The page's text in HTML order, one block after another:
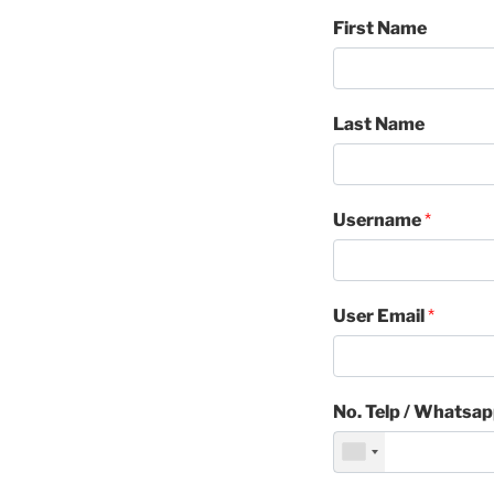
First Name
Last Name
Username*
User Email*
No. Telp /